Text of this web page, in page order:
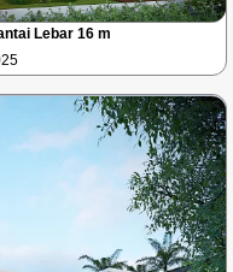
Lebar 16 m